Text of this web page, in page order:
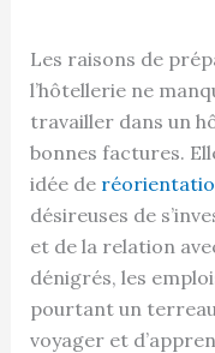
Les raisons de
l’hôtellerie ne
travailler dans un
bonnes factures.
idée de
désireuses de
et de la relation
dénigrés, les
pourtant un
voyager et